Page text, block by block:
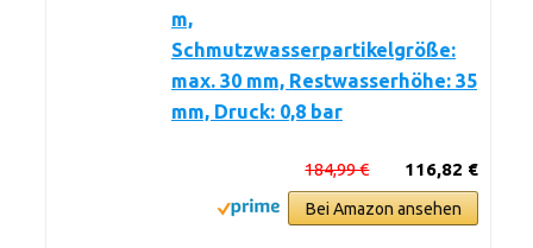
m,
Schmutzwasserpartikelgröße:
max. 30 mm, Restwasserhöhe: 35
mm, Druck: 0,8 bar
116,82 €
184,99 €
Bei Amazon ansehen